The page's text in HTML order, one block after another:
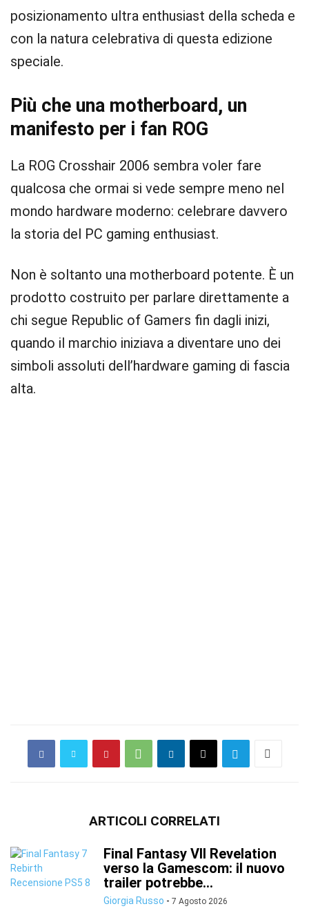
posizionamento ultra enthusiast della scheda e
con la natura celebrativa di questa edizione
speciale.
Più che una motherboard, un
manifesto per i fan ROG
La ROG Crosshair 2006 sembra voler fare
qualcosa che ormai si vede sempre meno nel
mondo hardware moderno: celebrare davvero
la storia del PC gaming enthusiast.
Non è soltanto una motherboard potente. È un
prodotto costruito per parlare direttamente a
chi segue Republic of Gamers fin dagli inizi,
quando il marchio iniziava a diventare uno dei
simboli assoluti dell’hardware gaming di fascia
alta.
ARTICOLI CORRELATI
Final Fantasy VII Revelation
verso la Gamescom: il nuovo
trailer potrebbe...
Giorgia Russo - 7 Agosto 2026